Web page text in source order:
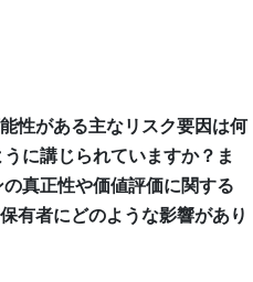
性がある主なリスク要因は何
に講じられていますか？ま
真正性や価値評価に関する
有者にどのような影響があり